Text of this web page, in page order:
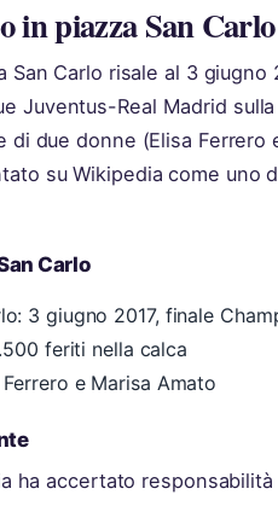
in piazza San
San Carlo risale al 3
Juventus-Real Madrid
di due donne (Elisa
su Wikipedia come
Carlo
3 giugno 2017, finale
feriti nella calca
e Marisa Amato
ha accertato